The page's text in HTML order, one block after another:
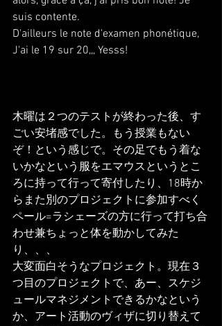
suis contente.
D'ailleurs le note d'examen phonétique,
J'ai le 19 sur 20,,, Yesss!
木曜は２つのテストが終わった後、す
ごい安堵感でした。もう授業もない
ぞ！という感じで。その足でもう着な
いかなという服をエマウスというとこ
ろに持って行って寄付したり、18時か
らまた別のプロジェクトに参加すべく
ペール=ラシェーズの方に行って打ち合
わせ兼ちょっと体を動かしてみた
り、、、
大変面白そうなプロジェクト。現在３
つ目のプロジェクトで、あー、スケジ
ュールマネジメントできるかなという
か、アート活動のヴィザに切り替えて